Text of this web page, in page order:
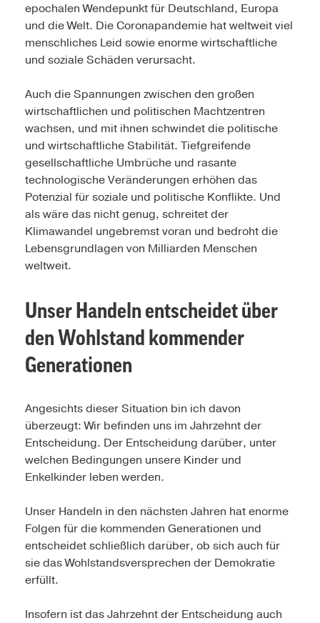
epochalen Wendepunkt für Deutschland, Europa
und die Welt. Die Coronapandemie hat weltweit viel
menschliches Leid sowie enorme wirtschaftliche
und soziale Schäden verursacht.
Auch die Spannungen zwischen den großen
wirtschaftlichen und politischen Machtzentren
wachsen, und mit ihnen schwindet die politische
und wirtschaftliche Stabilität. Tiefgreifende
gesellschaftliche Umbrüche und rasante
technologische Veränderungen erhöhen das
Potenzial für soziale und politische Konflikte. Und
als wäre das nicht genug, schreitet der
Klimawandel ungebremst voran und bedroht die
Lebensgrundlagen von Milliarden Menschen
weltweit.
Unser Handeln entscheidet über
den Wohlstand kommender
Generationen
Angesichts dieser Situation bin ich davon
überzeugt: Wir befinden uns im Jahrzehnt der
Entscheidung. Der Entscheidung darüber, unter
welchen Bedingungen unsere Kinder und
Enkelkinder leben werden.
Unser Handeln in den nächsten Jahren hat enorme
Folgen für die kommenden Generationen und
entscheidet schließlich darüber, ob sich auch für
sie das Wohlstandsversprechen der Demokratie
erfüllt.
Insofern ist das Jahrzehnt der Entscheidung auch